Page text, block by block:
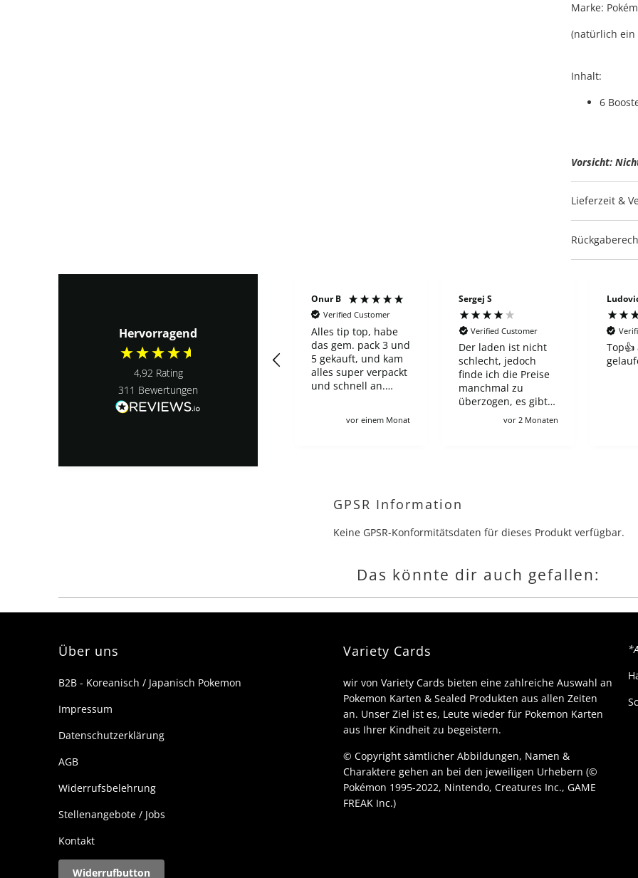
Marke:
(natürlich ein
Inhalt:
6
Vorsicht:
Lieferzeit &
Hervorragend
4,92 Rating
311 Bewertungen
Alles tip top, habe
das gem. pack 3 und
5 gekauft, und kam
alles super verpackt
und schnell an.
Auch hab ich das
gengar aus gem.
Sergej S
Verified Customer
Der laden ist nicht
schlecht, jedoch
finde ich die Preise
manchmal zu
shop, bei den ein
für viele andere
angebote leider :/
zollgebühren usw
dären kompletten
vor 2 Monaten
Ludovica B
Verified Customer
Top👍 alles gut
gelaufen
vor 3 Monaten
GPSR Information
Keine GPSR-Konformitätsdaten für dieses Produkt verfügbar.
Das könnte dir auch gefallen:
Über uns
B2B - Koreanisch / Japanisch Pokemon
Impressum
Datenschutzerklärung
AGB
Widerrufsbelehrung
Stellenangebote / Jobs
Kontakt
Widerrufbutton
Variety Cards
wir von Variety Cards bieten eine zahlreiche Auswahl an
Pokemon Karten & Sealed Produkten aus allen Zeiten
an. Unser Ziel ist es, Leute wieder für Pokemon Karten
aus Ihrer Kindheit zu begeistern.
© Copyright sämtlicher Abbildungen, Namen &
Charaktere gehen an bei den jeweiligen Urhebern (©
Pokémon 1995-2022, Nintendo, Creatures Inc., GAME
FREAK Inc.)